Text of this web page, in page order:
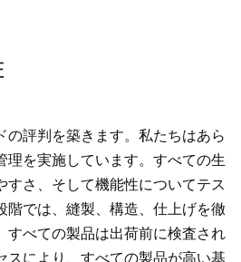
の評判を築きます。私たちはあら
理を実施しています。すべての生
すさ、そして機能性についてテス
階では、縫製、構造、仕上げを徹
すべての製品は出荷前に検査され
スにより、すべての製品が高い基